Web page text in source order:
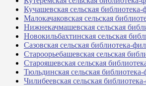
Кучашевская сельская
Малокачаковская сельская
Нижнекачмашевская сельская
Новокильбахтинская сельская
Сазовская сельская библиотека-
Староорьебашевская сельская
Старояшевская сельская
Тюльдинская сельская
Чилибеевская сельская